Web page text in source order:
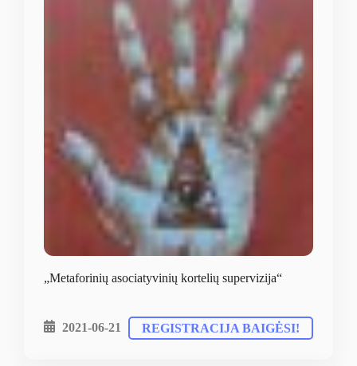
„Metaforinių asociatyvinių kortelių supervizija“
2021-06-21 REGISTRACIJA BAIGĖSI!